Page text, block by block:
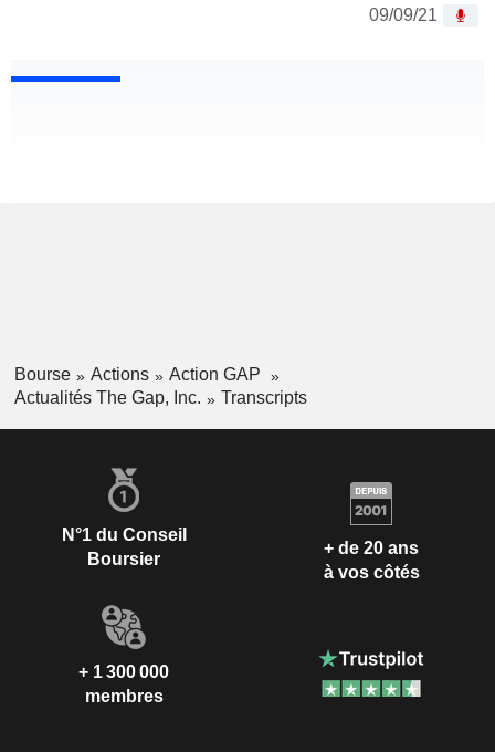
09/09/21
Bourse Actions
Action GAP
Actualités The Gap, Inc.
Transcripts
N°1 du Conseil
Boursier
+ de 20 ans
à vos côtés
+ 1 300 000
membres